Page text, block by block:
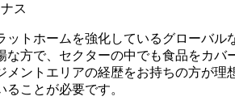
ス
ットホームを強化しているグローバ
な方で、セクターの中でも食品をカ
メントエリアの経歴をお持ちの方が
ことが必要です。